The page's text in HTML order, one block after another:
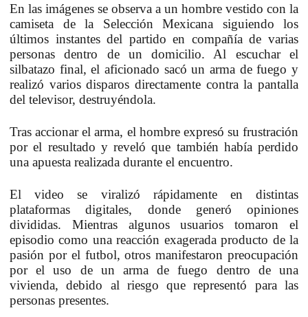
En las imágenes se observa a un hombre vestido con la
camiseta de la Selección Mexicana siguiendo los
últimos instantes del partido en compañía de varias
personas dentro de un domicilio. Al escuchar el
silbatazo final, el aficionado sacó un arma de fuego y
realizó varios disparos directamente contra la pantalla
del televisor, destruyéndola.
Tras accionar el arma, el hombre expresó su frustración
por el resultado y reveló que también había perdido
una apuesta realizada durante el encuentro.
El video se viralizó rápidamente en distintas
plataformas digitales, donde generó opiniones
divididas. Mientras algunos usuarios tomaron el
episodio como una reacción exagerada producto de la
pasión por el futbol, otros manifestaron preocupación
por el uso de un arma de fuego dentro de una
vivienda, debido al riesgo que representó para las
personas presentes.